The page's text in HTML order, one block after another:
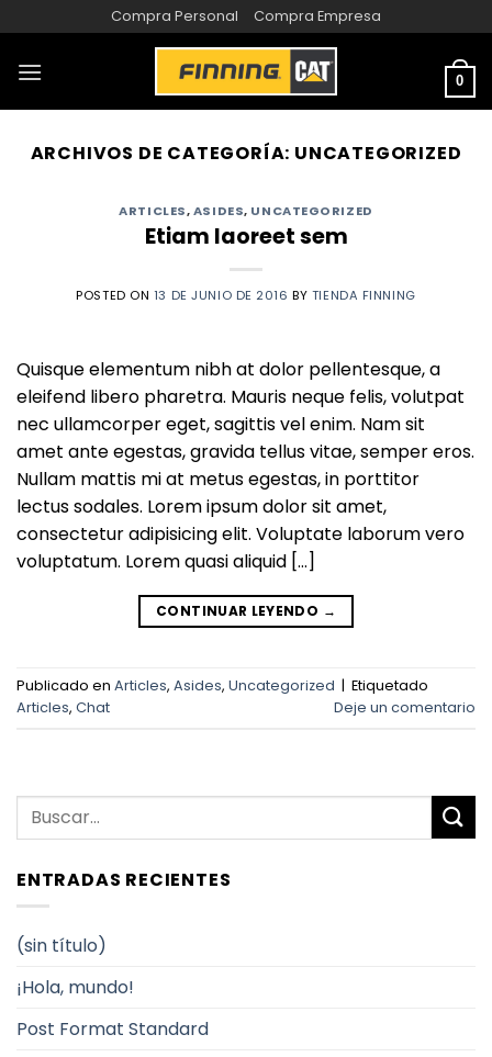
Compra Personal Compra Empresa
0
ARCHIVOS DE CATEGORÍA: UNCATEGORIZED
ARTICLES,ASIDES, UNCATEGORIZED
Etiam laoreet sem
POSTED ON 13 DE JUNIO DE 2016 BY TIENDA FINNING
Quisque elementum nibh at dolor pellentesque, a
eleifend libero pharetra. Mauris neque felis, volutpat
nec ullamcorper eget, sagittis vel enim. Nam sit
amet ante egestas, gravida tellus vitae, semper eros.
Nullam mattis mi at metus egestas, in porttitor
lectus sodales. Lorem ipsum dolor sit amet,
consectetur adipisicing elit. Voluptate laborum vero
voluptatum. Lorem quasi aliquid […]
CONTINUAR LEYENDO →
Publicado en Articles, Asides, Uncategorized | Etiquetado
Articles, Chat Deje un comentario
ENTRADAS RECIENTES
(sin título)
¡Hola, mundo!
Post Format Standard